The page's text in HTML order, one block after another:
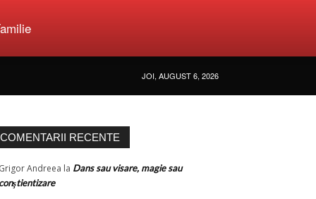
JOI, AUGUST 6, 2026
COMENTARII RECENTE
Grigor Andreea la Dans sau visare, magie sau
conştientizare